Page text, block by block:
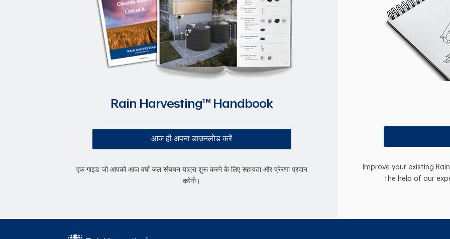
Rain Harvesting™ Handbook
आज ही अपना डाउनलोड करें
एक गाइड जो आपको आज वर्षा जल संचयन यात्रा शुरू करने के लिए सहायता और प्रेरणा प्रदान
करेगी।
Improve your existing
the help of our